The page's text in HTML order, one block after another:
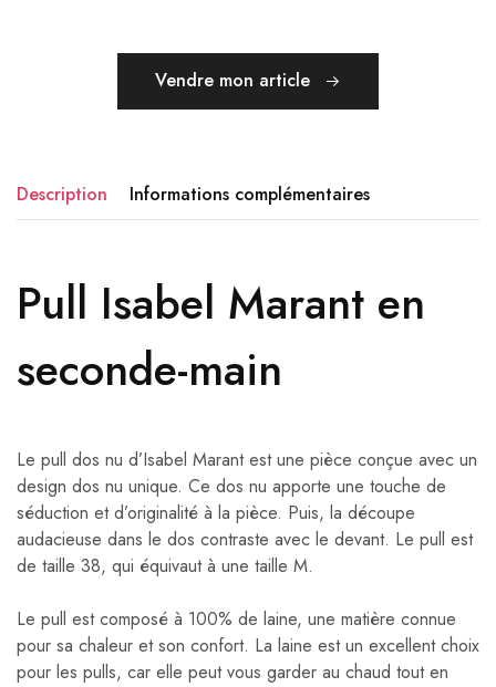
Vendre mon article
Description Informations complémentaires
Pull Isabel Marant en
seconde-main
Le pull dos nu d’Isabel Marant est une pièce conçue avec un
design dos nu unique. Ce dos nu apporte une touche de
séduction et d’originalité à la pièce. Puis, la découpe
audacieuse dans le dos contraste avec le devant. Le pull est
de taille 38, qui équivaut à une taille M.
Le pull est composé à 100% de laine, une matière connue
pour sa chaleur et son confort. La laine est un excellent choix
pour les pulls, car elle peut vous garder au chaud tout en